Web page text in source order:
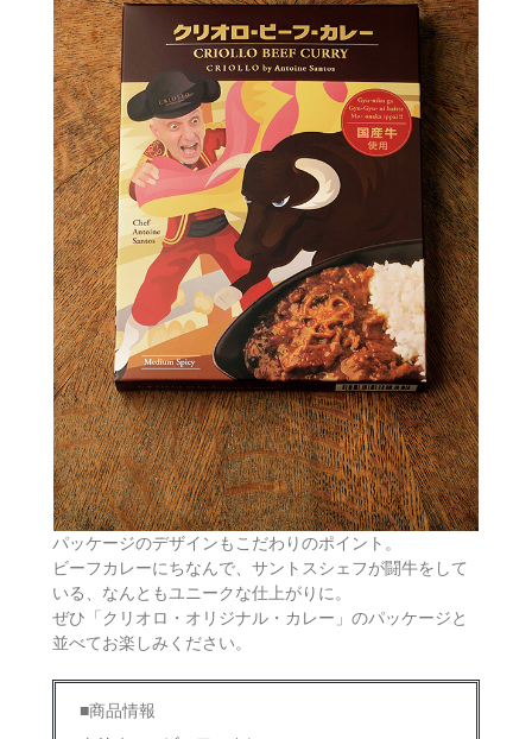
パッケージのデザインもこだわりのポイント。
ビーフカレーにちなんで、サントスシェフが闘牛をして
いる、なんともユニークな仕上がりに。
ぜひ「クリオロ・オリジナル・カレー」のパッケージと
並べてお楽しみください。
■商品情報